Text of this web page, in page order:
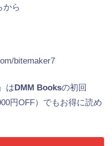
から
bitemaker7
はDMM Booksの初回
円OFF）でもお得に読め